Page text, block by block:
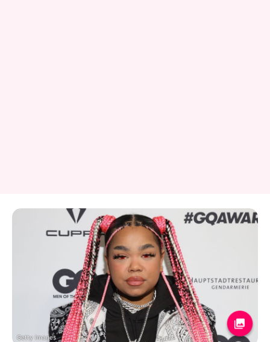
Getty Images